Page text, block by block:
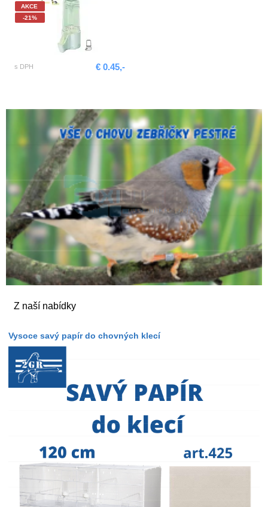
Z naší nabídky
Vysoce savý papír do chovných klecí
AKCE
-21%
s DPH € 0.45,-